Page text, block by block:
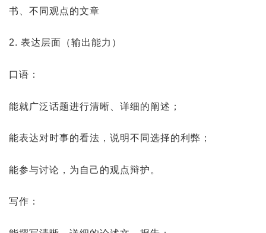
书、不同观点的文章
2. 表达层面（输出能力）
口语：
能就广泛话题进行清晰、详细的阐述；
能表达对时事的看法，说明不同选择的利弊；
能参与讨论，为自己的观点辩护。
写作：